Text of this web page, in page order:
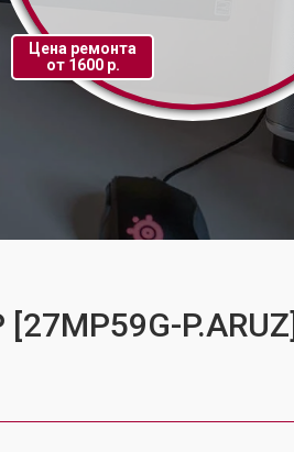
Цена ремонта
от 1600 р.
P.ARUZ]